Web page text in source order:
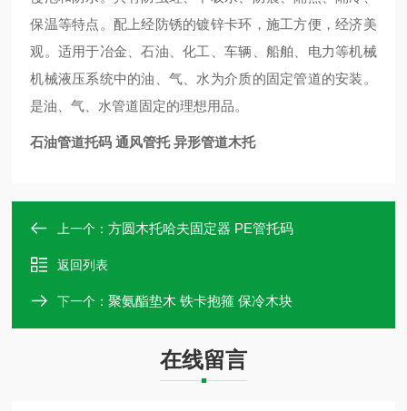
保温等特点。配上经防锈的镀锌卡环，施工方便，经济美
观。适用于冶金、石油、化工、车辆、船舶、电力等机械
机械液压系统中的油、气、水为介质的固定管道的安装。
是油、气、水管道固定的理想用品。
石油管道托码 通风管托 异形管道木托
上一个：方圆木托哈夫固定器 PE管托码
返回列表
下一个：聚氨酯垫木 铁卡抱箍 保冷木块
在线留言